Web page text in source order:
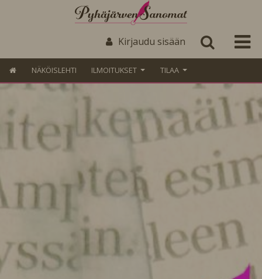
Kirjaudu sisään
NÄKÖISLEHTI ILMOITUKSET TILAA